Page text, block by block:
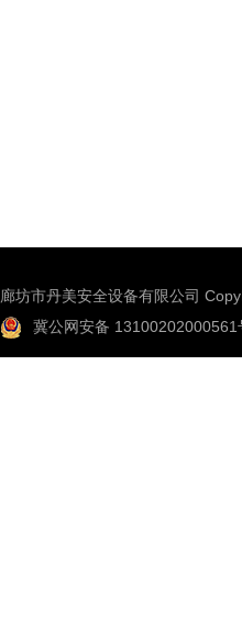
廊坊市丹美安全设备有限公司
冀公网安备 13100202000561